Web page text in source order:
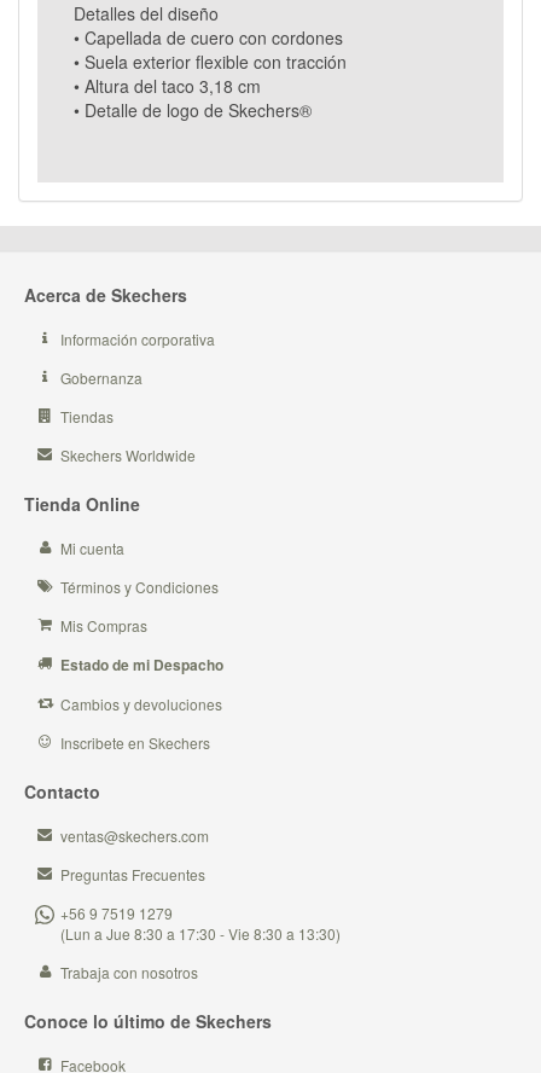
Detalles del diseño
• Capellada de cuero con cordones
• Suela exterior flexible con tracción
• Altura del taco 3,18 cm
• Detalle de logo de Skechers®
Acerca de Skechers
Información corporativa
Gobernanza
Tiendas
Skechers Worldwide
Tienda Online
Mi cuenta
Términos y Condiciones
Mis Compras
Estado de mi Despacho
Cambios y devoluciones
Inscribete en Skechers
Contacto
ventas@skechers.com
Preguntas Frecuentes
+56 9 7519 1279
(Lun a Jue 8:30 a 17:30 - Vie 8:30 a 13:30)
Trabaja con nosotros
Conoce lo último de Skechers
Facebook